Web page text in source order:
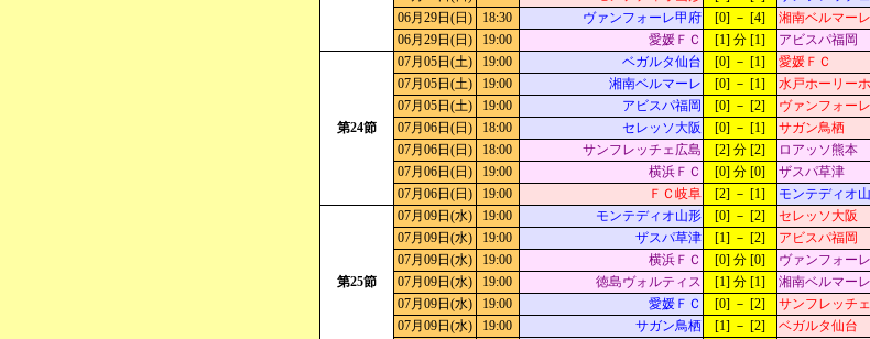
06月29日(日)
18:30 ヴァンフォーレ甲府 [0] － [4] 湘南ベルマーレ
06月29日(日)
19:00 愛媛ＦＣ [1] 分 [1] アビスパ福岡
第24節
07月05日(土) 19:00 ベガルタ仙台 [0] － [1] 愛媛ＦＣ
07月05日(土)
19:00 湘南ベルマーレ [0] － [1] 水戸ホーリー
07月05日(土)
19:00 アビスパ福岡 [0] － [2] ヴァンフォー
07月06日(日)
18:00 セレッソ大阪 [0] － [1] サガン鳥栖
07月06日(日)
18:00 サンフレッチェ広島 [2] 分 [2] ロアッソ熊本
07月06日(日)
19:00 横浜ＦＣ [0] 分 [0] ザスパ草津
07月06日(日)
19:00 ＦＣ岐阜 [2] － [1] モンテディオ
第25節
07月09日(水) 19:00 モンテディオ山形 [0] － [2] セレッソ大阪
07月09日(水)
19:00 ザスパ草津 [1] － [2] アビスパ福岡
07月09日(水)
19:00 横浜ＦＣ [0] 分 [0] ヴァンフォー
07月09日(水)
19:00 徳島ヴォルティス [1] 分 [1] 湘南ベルマーレ
07月09日(水)
19:00 愛媛ＦＣ [0] － [2] サンフレッチ
07月09日(水)
19:00 サガン鳥栖 [1] － [2] ベガルタ仙台